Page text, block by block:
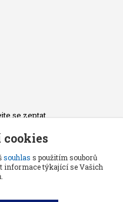
se zeptat.
souhlas s použitím souborů
informace týkající se Vašich